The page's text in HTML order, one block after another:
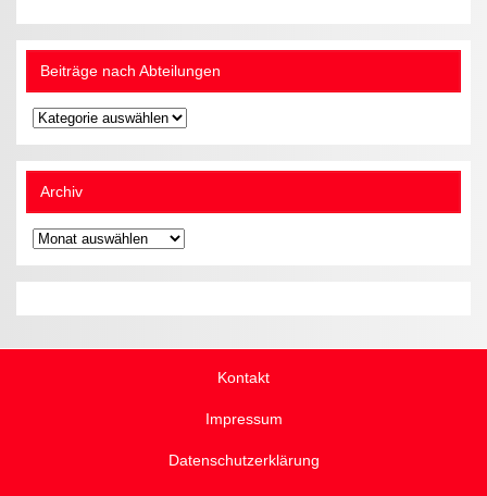
Beiträge nach Abteilungen
Beiträge
nach
Abteilungen
Archiv
Archiv
Kontakt
Impressum
Datenschutzerklärung